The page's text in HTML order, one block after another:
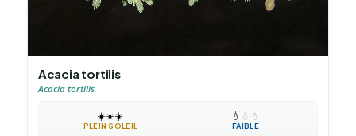
Acacia tortilis
Acacia tortilis
☀️☀️☀️
PLEIN SOLEIL
💧 💧 💧
FAIBLE